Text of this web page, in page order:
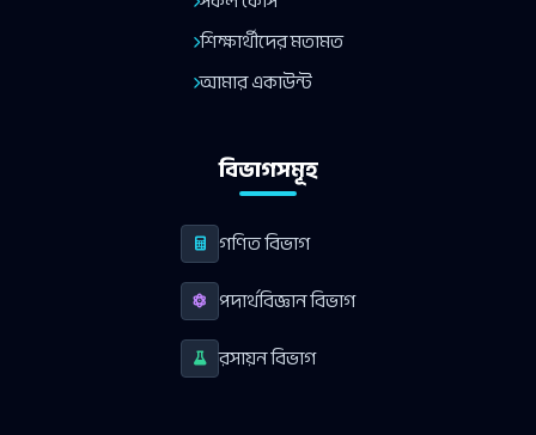
শিক্ষার্থীদের মতামত
আমার একাউন্ট
বিভাগসমূহ
গণিত বিভাগ
পদার্থবিজ্ঞান বিভাগ
রসায়ন বিভাগ